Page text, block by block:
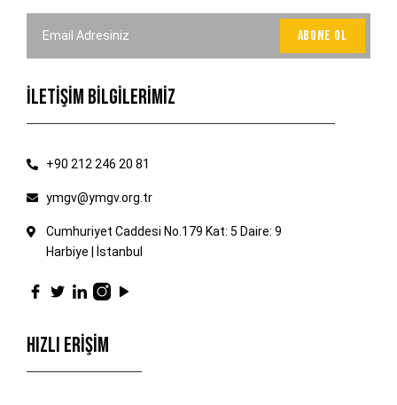
İLETİŞİM BİLGİLERİMİZ
+90 212 246 20 81
ymgv@ymgv.org.tr
Cumhuriyet Caddesi No.179 Kat: 5 Daire: 9
Harbiye | İstanbul
HIZLI ERİŞİM